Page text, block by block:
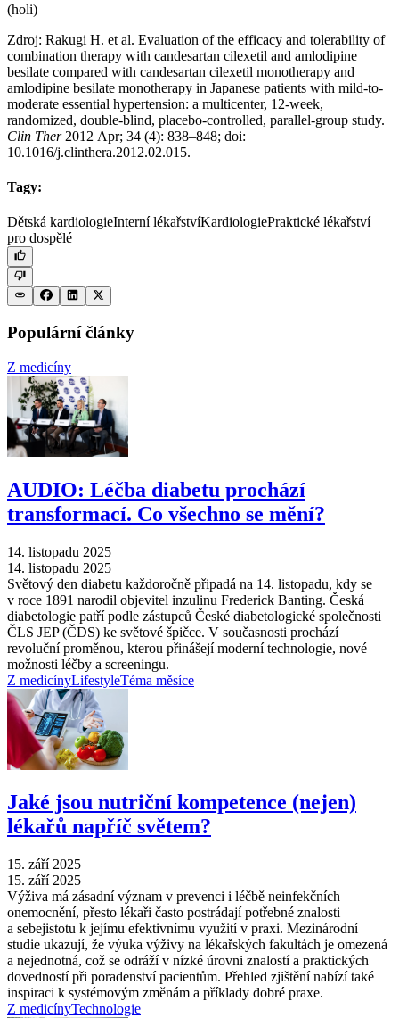
(holi)
Zdroj: Rakugi H. et al. Evaluation of the efficacy and tolerability of
combination therapy with candesartan cilexetil and amlodipine
besilate compared with candesartan cilexetil monotherapy and
amlodipine besilate monotherapy in Japanese patients with mild-to-
moderate essential hypertension: a multicenter, 12-week,
randomized, double-blind, placebo-controlled, parallel-group study.
Clin Ther2012 Apr; 34 (4): 838–848; doi:
10.1016/j.clinthera.2012.02.015.
Tagy:
Dětská kardiologieInterní lékařstvíKardiologiePraktické lékařství
pro dospělé
Populární články
Z medicíny
AUDIO: Léčba diabetu prochází
transformací. Co všechno se mění?
14. listopadu 2025
14. listopadu 2025
Světový den diabetu každoročně připadá na 14. listopadu, kdy se
v roce 1891 narodil objevitel inzulinu Frederick Banting. Česká
diabetologie patří podle zástupců České diabetologické společnosti
ČLS JEP (ČDS) ke světové špičce. V současnosti prochází
revoluční proměnou, kterou přinášejí moderní technologie, nové
možnosti léčby a screeningu.
Z medicínyLifestyleTéma měsíce
Jaké jsou nutriční kompetence (nejen)
lékařů napříč světem?
15. září 2025
15. září 2025
Výživa má zásadní význam v prevenci i léčbě neinfekčních
onemocnění, přesto lékaři často postrádají potřebné znalosti
a sebejistotu k jejímu efektivnímu využití v praxi. Mezinárodní
studie ukazují, že výuka výživy na lékařských fakultách je omezená
a nejednotná, což se odráží v nízké úrovni znalostí a praktických
dovedností při poradenství pacientům. Přehled zjištění nabízí také
inspiraci k systémovým změnám a příklady dobré praxe.
Z medicínyTechnologie